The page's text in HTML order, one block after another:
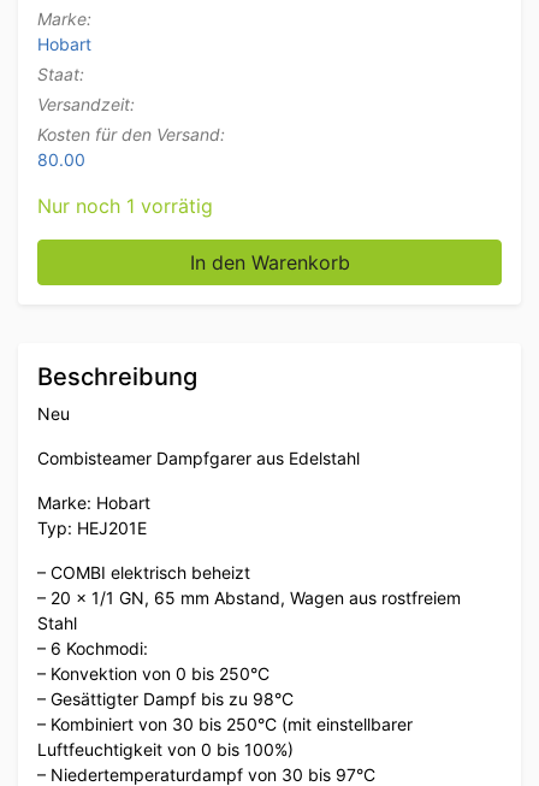
Marke:
Hobart
Staat:
Versandzeit:
Kosten für den Versand:
80.00
Nur noch 1 vorrätig
RVS Hobart HEJ201E Combisteamer Dampfgarer 20
In den Warenkorb
Beschreibung
Neu
Combisteamer Dampfgarer aus Edelstahl
Marke: Hobart
Typ: HEJ201E
– COMBI elektrisch beheizt
– 20 x 1/1 GN, 65 mm Abstand, Wagen aus rostfreiem
Stahl
– 6 Kochmodi:
– Konvektion von 0 bis 250°C
– Gesättigter Dampf bis zu 98°C
– Kombiniert von 30 bis 250°C (mit einstellbarer
Luftfeuchtigkeit von 0 bis 100%)
– Niedertemperaturdampf von 30 bis 97°C